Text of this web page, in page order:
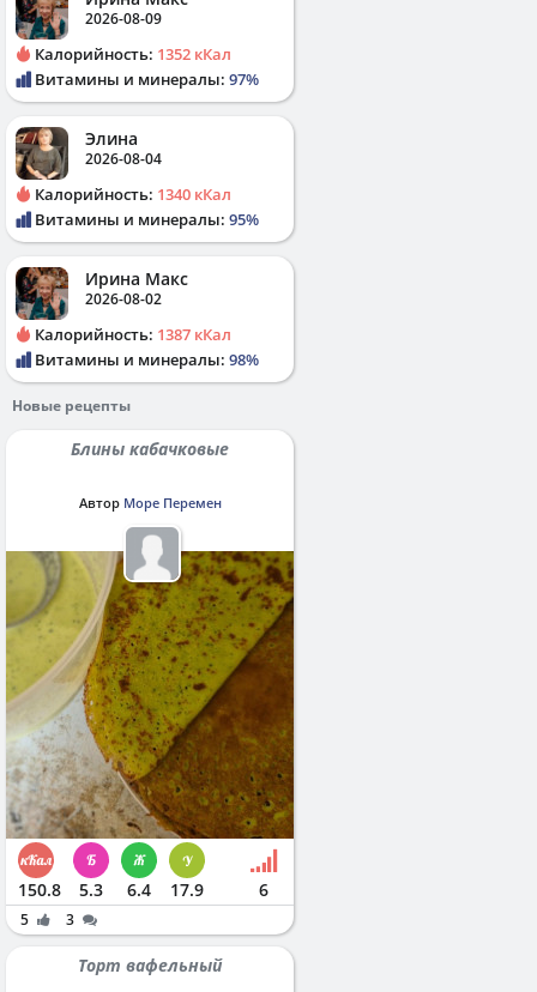
2026-08-09
Калорийность: 1352 кКал
Витамины и минералы: 97%
Элина
2026-08-04
Калорийность: 1340 кКал
Витамины и минералы: 95%
Ирина Макс
2026-08-02
Калорийность: 1387 кКал
Витамины и минералы: 98%
Новые рецепты
Блины кабачковые
Автор Море Перемен
150.8 5.3 6.4 17.9 6
5 3
Торт вафельный